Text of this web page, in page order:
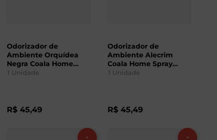
Odorizador de
Ambiente Orquídea
Negra Coala Home
Spray 260ml
1 Unidade
R$ 45,49
Odorizador de
Ambiente Alecrim
Coala Home Spray
260ml
1 Unidade
R$ 45,49